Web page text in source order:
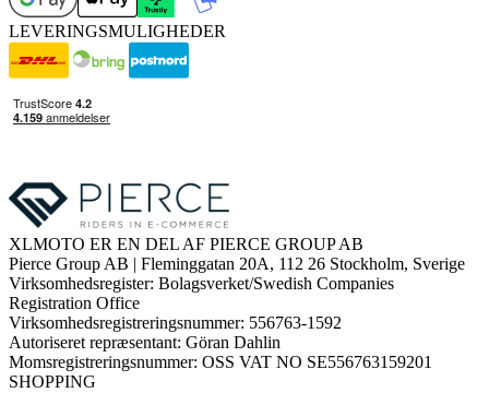
LEVERINGSMULIGHEDER
XLMOTO ER EN DEL AF PIERCE GROUP AB
Pierce Group AB | Fleminggatan 20A, 112 26 Stockholm, Sverige
Virksomhedsregister: Bolagsverket/Swedish Companies
Registration Office
Virksomhedsregistreringsnummer: 556763-1592
Autoriseret repræsentant: Göran Dahlin
Momsregistreringsnummer: OSS VAT NO SE556763159201
SHOPPING